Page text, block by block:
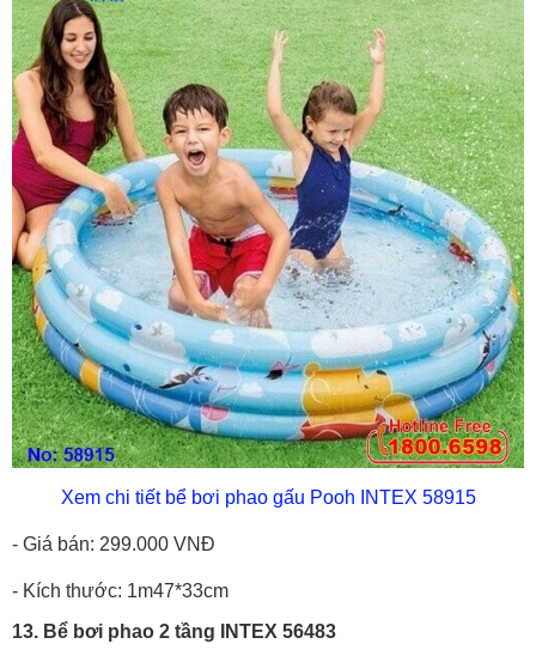
Xem chi tiết bể bơi phao gấu Pooh INTEX 58915
- Giá bán: 299.000 VNĐ
- Kích thước: 1m47*33cm
13. Bể bơi phao 2 tầng INTEX 56483